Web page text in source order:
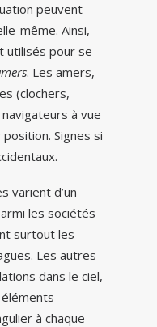
peuvent
même. Ainsi,
utilisés pour se
. Les amers,
(clochers,
à vue
Signes si
varient d’un
les sociétés
surtout les
Les autres
dans le ciel,
éléments
à chaque